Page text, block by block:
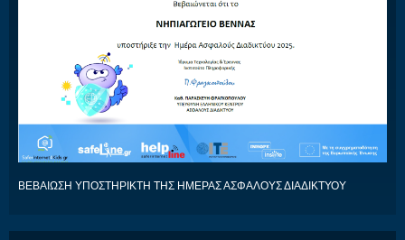
ΒΕΒΑΙΩΣΗ ΥΠΟΣΤΗΡΙΚΤΗ ΤΗΣ ΗΜΕΡΑΣ ΑΣΦΑΛΟΥΣ ΔΙΑΔΙΚΤΥΟΥ